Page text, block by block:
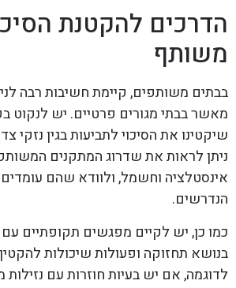
הדרכים להקטנת
משותף
בבתים משותפים, קיימת חשיבות רבה
מאשר בבתי מגורים פרטיים. יש לנקוט
שיקטינו את הסיכוי לתביעות בגין נזקי
ניתן לראות את שדרוג המתקנים
אינסטלציה וחשמל, ולוודא שהם עומדים
הנדרשים.
כמו כן, יש לקיים מפגשים תקופתיים עם
בנושא תחזוקה ופעולות שיכולות
לדוגמה, אם יש בעיות חוזרות עם נזילות